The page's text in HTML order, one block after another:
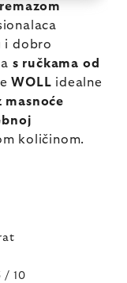
i dobro
s ručkama od
WOLL idealne
masnoće
količinom.
/ 10